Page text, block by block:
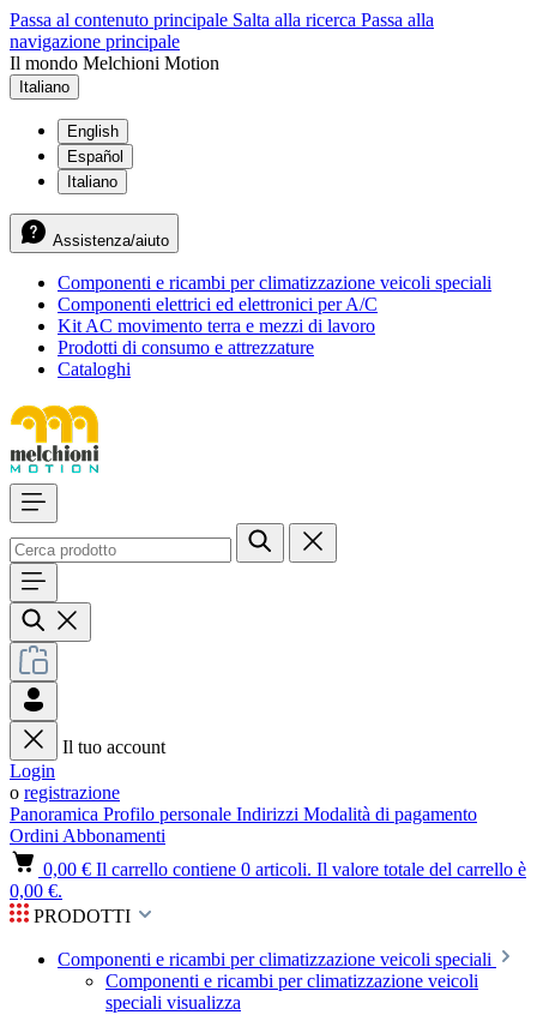
Passa al contenuto principale Salta alla ricerca Passa alla
navigazione principale
Il mondo Melchioni Motion
Italiano
English
Español
Italiano
Assistenza/aiuto
Componenti e ricambi per climatizzazione veicoli speciali
Componenti elettrici ed elettronici per A/C
Kit AC movimento terra e mezzi di lavoro
Prodotti di consumo e attrezzature
Cataloghi
Il tuo account
Login
o registrazione
Panoramica Profilo personale Indirizzi Modalità di pagamento
Ordini Abbonamenti
0,00 € Il carrello contiene 0 articoli. Il valore totale del carrello è
0,00 €.
PRODOTTI
Componenti e ricambi per climatizzazione veicoli speciali
Componenti e ricambi per climatizzazione veicoli
speciali visualizza